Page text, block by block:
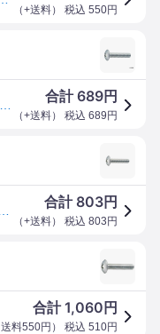
（+送料） 税込 550円
合計689円
（+送料） 税込 689 円
合計 803円
（+送料） 税込 803 円
合計1,060 円
送料550円 ） 税込 510円